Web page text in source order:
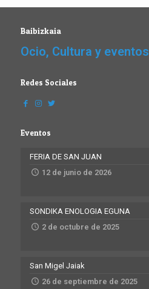
Baibizkaia
Ocio, Cultura y eventos
Redes Sociales
Eventos
FERIA DE SAN JUAN
12 de junio de 2026
SONDIKA ENOLOGIA EGUNA
2 de octubre de 2025
San Migel Jaiak
26 de septiembre de 2025